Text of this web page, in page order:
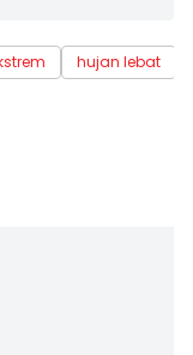
hujan lebat